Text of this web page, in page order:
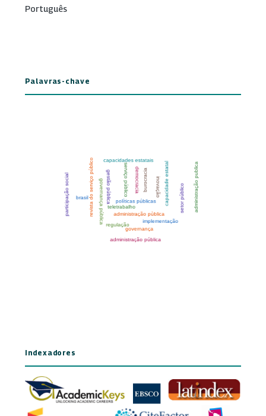
Português
Palavras-chave
Indexadores